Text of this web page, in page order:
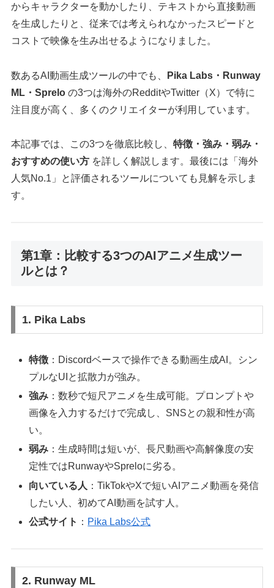
からキャラクターを動かしたり、テキストから直接動画
を生成したりと、従来では考えられなかったスピードと
コストで映像を生み出せるようになりました。
数あるAI動画生成ツールの中でも、
Pika Labs・Runway
ML・Sprelo の3つは海外のRedditやTwitter（X）で特に
注目度が高く、多くのクリエイターが利用しています。
本記事では、この3つを徹底比較し、特徴・強み・弱み・
おすすめの使い方 を詳しく解説します。最後には「海外
人気No.1」と評価されるツールについても見解を示しま
す。
第1章：比較する3つのAIアニメ生成ツー
ルとは？
1. Pika Labs
特徴 ：Discordベースで操作できる動画生成AI。シン
プルなUIと拡散力が強み。
強み ：数秒で短尺アニメを生成可能。プロンプトや
画像を入力するだけで完成し、SNSとの親和性が高
い。
弱み ：生成時間は短いが、長尺動画や高解像度の安
定性ではRunwayやSpreloに劣る。
向いている人 ：TikTokやXで短いAIアニメ動画を発信
したい人、初めてAI動画を試す人。
公式サイト ： Pika Labs公式
2. Runway ML